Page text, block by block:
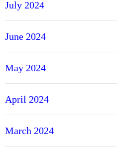
July 2024
June 2024
May 2024
April 2024
March 2024